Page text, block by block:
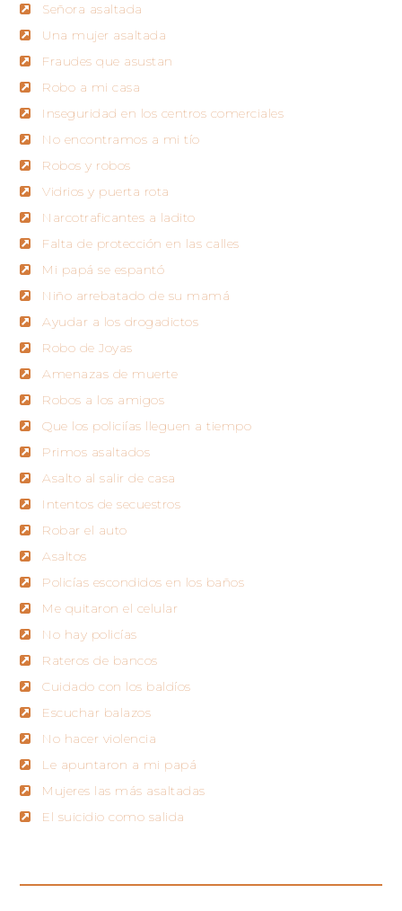
Señora asaltada
Una mujer asaltada
Fraudes que asustan
Robo a mi casa
Inseguridad en los centros comerciales
No encontramos a mi tío
Robos y robos
Vidrios y puerta rota
Narcotraficantes a ladito
Falta de protección en las calles
Mi papá se espantó
Niño arrebatado de su mamá
Ayudar a los drogadictos
Robo de Joyas
Amenazas de muerte
Robos a los amigos
Que los policiías lleguen a tiempo
Primos asaltados
Asalto al salir de casa
Intentos de secuestros
Robar el auto
Asaltos
Policías escondidos en los baños
Me quitaron el celular
No hay policías
Rateros de bancos
Cuidado con los baldíos
Escuchar balazos
No hacer violencia
Le apuntaron a mi papá
Mujeres las más asaltadas
El suicidio como salida